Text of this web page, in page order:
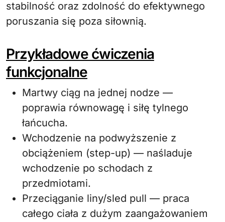
stabilność oraz zdolność do efektywnego
poruszania się poza siłownią.
Przykładowe ćwiczenia
funkcjonalne
Martwy ciąg na jednej nodze —
poprawia równowagę i siłę tylnego
łańcucha.
Wchodzenie na podwyższenie z
obciążeniem (step-up) — naśladuje
wchodzenie po schodach z
przedmiotami.
Przeciąganie liny/sled pull — praca
całego ciała z dużym zaangażowaniem